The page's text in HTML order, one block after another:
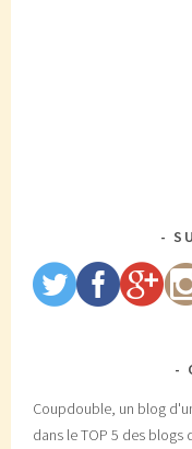
Coupdouble, un blog
dans le TOP 5 des blogs